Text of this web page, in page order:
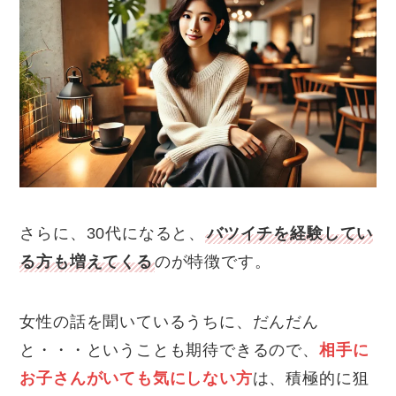
さらに、30代になると、バツイチを経験してい
る方も増えてくるのが特徴です。
女性の話を聞いているうちに、だんだん
と・・・ということも期待できるので、 相手に
お子さんがいても気にしない方は、積極的に狙